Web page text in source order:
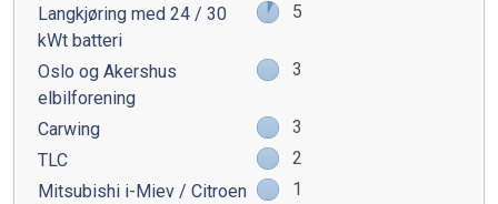
Langkjøring med 24 / 30
kWt batteri
5
Oslo og Akershus
elbilforening
3
Carwing
3
TLC
2
Mitsubishi i-Miev / Citroen
1